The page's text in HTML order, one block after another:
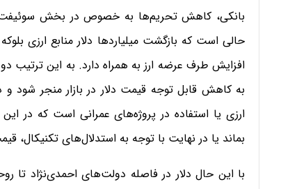
بانکی، کاهش تحریم‌ها به خصوص در بخش سوئیفت
حالی است که بازگشت میلیاردها دلار منابع ارزی
افزایش طرف عرضه ارز به همراه دارد. به این ترتیب
به کاهش قابل توجه قیمت دلار در بازار منجر شود
ارزی یا استفاده در پروژه‌های عمرانی است که در
بماند یا در نهایت با توجه به استدلال‌های تکنیکال، قیمت تا 2 هزار و 730 تومان
با این حال دلار در فاصله دولت‌های احمدی‌نژاد تا